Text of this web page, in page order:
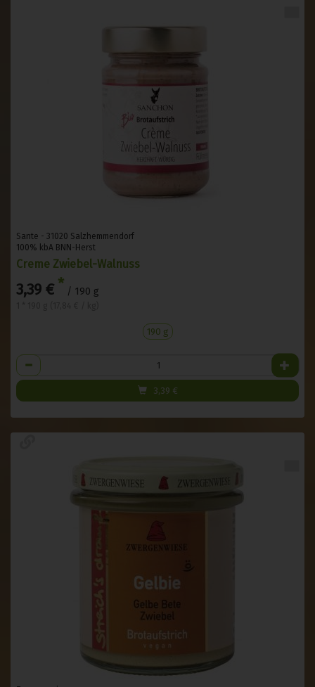
Sante - 31020 Salzhemmendorf
100% kbA BNN-Herst
Creme Zwiebel-Walnuss
3,39 € * / 190 g
190 g
Anzahl
3,39 €